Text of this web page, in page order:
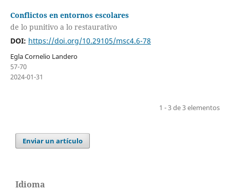
Conflictos en entornos escolares
de lo punitivo a lo restaurativo
DOI: https://doi.org/10.29105/msc4.6-78
Egla Cornelio Landero
57-70
2024-01-31
1 - 3 de 3 elementos
Enviar un artículo
Idioma